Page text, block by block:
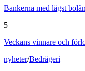
Bankerna med lägst
5
Veckans vinnare och
nyheter/Bedrägeri